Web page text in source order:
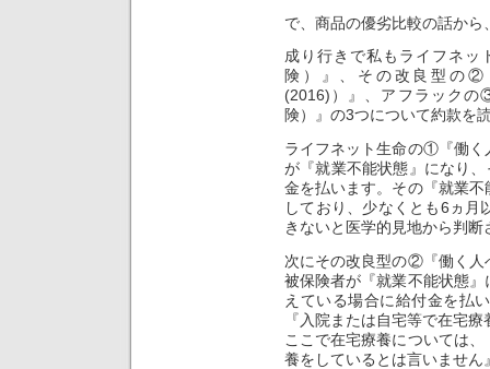
で、商品の優劣比較の話か
成り行きで私もライフネ
険）』、その改良型の②
(2016)）』、アフラック
険）』の3つについて約款を
ライフネット生命の①『働く
が『就業不能状態』になり
金を払います。その『就業
しており、少なくとも6ヵ月
きないと医学的見地から判
次にその改良型の②『働く人
被保険者が『就業不能状態
えている場合に給付金を払
『入院または自宅等で在宅
ここで在宅療養については
養をしているとは言いませ